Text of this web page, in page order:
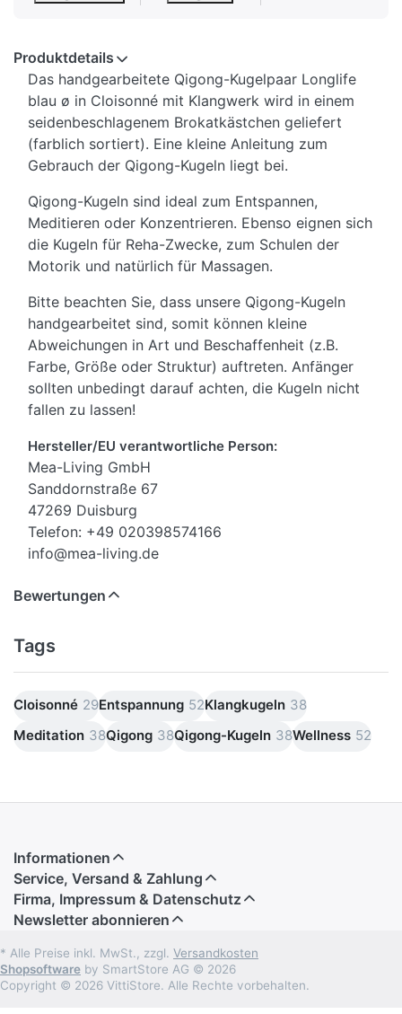
Produktdetails
Das handgearbeitete Qigong-Kugelpaar Longlife
blau ø in Cloisonné mit Klangwerk wird in einem
seidenbeschlagenem Brokatkästchen geliefert
(farblich sortiert). Eine kleine Anleitung zum
Gebrauch der Qigong-Kugeln liegt bei.
Qigong-Kugeln sind ideal zum Entspannen,
Meditieren oder Konzentrieren. Ebenso eignen sich
die Kugeln für Reha-Zwecke, zum Schulen der
Motorik und natürlich für Massagen.
Bitte beachten Sie, dass unsere Qigong-Kugeln
handgearbeitet sind, somit können kleine
Abweichungen in Art und Beschaffenheit (z.B.
Farbe, Größe oder Struktur) auftreten. Anfänger
sollten unbedingt darauf achten, die Kugeln nicht
fallen zu lassen!
Hersteller/EU verantwortliche Person:
Mea-Living GmbH
Sanddornstraße 67
47269 Duisburg
Telefon: +49 020398574166
info@mea-living.de
Bewertungen
Tags
Cloisonné 29Entspannung 52Klangkugeln 38
Meditation 38Qigong 38Qigong-Kugeln 38Wellness 52
Informationen
Service, Versand & Zahlung
Firma, Impressum & Datenschutz
Newsletter abonnieren
* Alle Preise inkl. MwSt., zzgl. Versandkosten
Shopsoftware by SmartStore AG © 2026
Copyright © 2026 VittiStore. Alle Rechte vorbehalten.